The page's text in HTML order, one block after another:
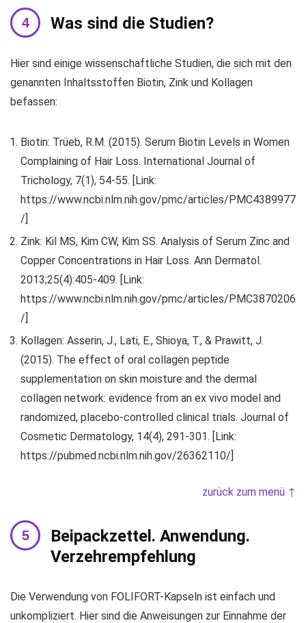
Was sind die Studien?
Hier sind einige wissenschaftliche Studien, die sich mit den
genannten Inhaltsstoffen Biotin, Zink und Kollagen
befassen:
Biotin: Trüeb, R.M. (2015). Serum Biotin Levels in Women
Complaining of Hair Loss. International Journal of
Trichology, 7(1), 54-55. [Link:
https://www.ncbi.nlm.nih.gov/pmc/articles/PMC4389977
/]
Zink: Kil MS, Kim CW, Kim SS. Analysis of Serum Zinc and
Copper Concentrations in Hair Loss. Ann Dermatol.
2013;25(4):405-409. [Link:
https://www.ncbi.nlm.nih.gov/pmc/articles/PMC3870206
/]
Kollagen: Asserin, J., Lati, E., Shioya, T., & Prawitt, J.
(2015). The effect of oral collagen peptide
supplementation on skin moisture and the dermal
collagen network: evidence from an ex vivo model and
randomized, placebo-controlled clinical trials. Journal of
Cosmetic Dermatology, 14(4), 291-301. [Link:
https://pubmed.ncbi.nlm.nih.gov/26362110/]
zurück zum menü ↑
Beipackzettel. Anwendung.
Verzehrempfehlung
Die Verwendung von FOLIFORT-Kapseln ist einfach und
unkompliziert. Hier sind die Anweisungen zur Einnahme der